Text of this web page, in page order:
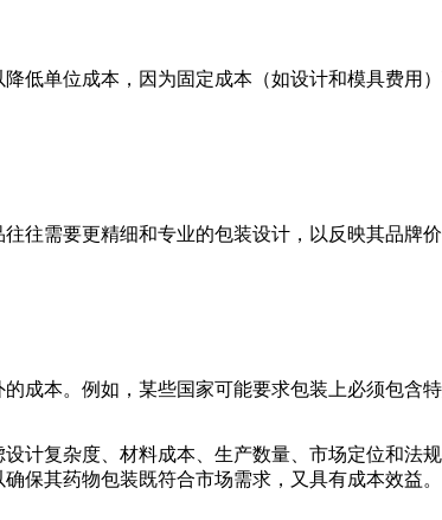
低单位成本，因为固定成本（如设计和模具费用
往需要更精细和专业的包装设计，以反映其品牌
成本。例如，某些国家可能要求包装上必须包含
计复杂度、材料成本、生产数量、市场定位和法
保其药物包装既符合市场需求，又具有成本效益。